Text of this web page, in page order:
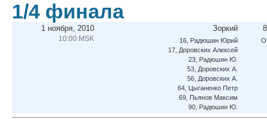
1/4 финала
1 ноября, 2010
10:00 MSK
Зоркий
16, Радюшин Юрий
17, Доровских Алексей
23, Радюшин Ю.
53, Доровских А.
56, Доровских А.
64, Цыганенко Петр
69, Пьянов Максим
90, Радюшин Ю.